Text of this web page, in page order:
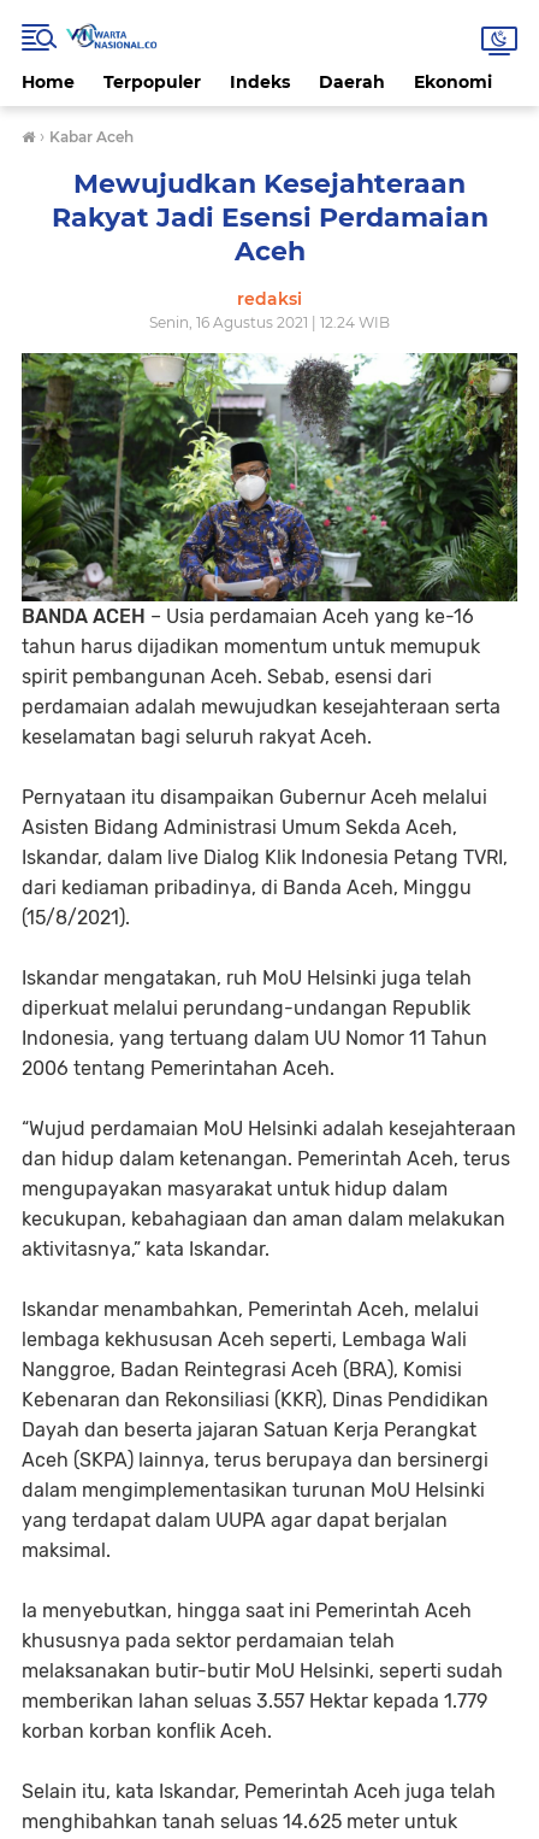
Home Terpopuler Indeks Daerah Ekonomi
› Kabar Aceh
Mewujudkan Kesejahteraan
Rakyat Jadi Esensi Perdamaian
Aceh
redaksi
Senin, 16 Agustus 2021 | 12.24 WIB
BANDA ACEH – Usia perdamaian Aceh yang ke-16
tahun harus dijadikan momentum untuk memupuk
spirit pembangunan Aceh. Sebab, esensi dari
perdamaian adalah mewujudkan kesejahteraan serta
keselamatan bagi seluruh rakyat Aceh.
Pernyataan itu disampaikan Gubernur Aceh melalui
Asisten Bidang Administrasi Umum Sekda Aceh,
Iskandar, dalam live Dialog Klik Indonesia Petang TVRI,
dari kediaman pribadinya, di Banda Aceh, Minggu
(15/8/2021).
Iskandar mengatakan, ruh MoU Helsinki juga telah
diperkuat melalui perundang-undangan Republik
Indonesia, yang tertuang dalam UU Nomor 11 Tahun
2006 tentang Pemerintahan Aceh.
“Wujud perdamaian MoU Helsinki adalah kesejahteraan
dan hidup dalam ketenangan. Pemerintah Aceh, terus
mengupayakan masyarakat untuk hidup dalam
kecukupan, kebahagiaan dan aman dalam melakukan
aktivitasnya,” kata Iskandar.
Iskandar menambahkan, Pemerintah Aceh, melalui
lembaga kekhususan Aceh seperti, Lembaga Wali
Nanggroe, Badan Reintegrasi Aceh (BRA), Komisi
Kebenaran dan Rekonsiliasi (KKR), Dinas Pendidikan
Dayah dan beserta jajaran Satuan Kerja Perangkat
Aceh (SKPA) lainnya, terus berupaya dan bersinergi
dalam mengimplementasikan turunan MoU Helsinki
yang terdapat dalam UUPA agar dapat berjalan
maksimal.
Ia menyebutkan, hingga saat ini Pemerintah Aceh
khususnya pada sektor perdamaian telah
melaksanakan butir-butir MoU Helsinki, seperti sudah
memberikan lahan seluas 3.557 Hektar kepada 1.779
korban korban konflik Aceh.
Selain itu, kata Iskandar, Pemerintah Aceh juga telah
menghibahkan tanah seluas 14.625 meter untuk